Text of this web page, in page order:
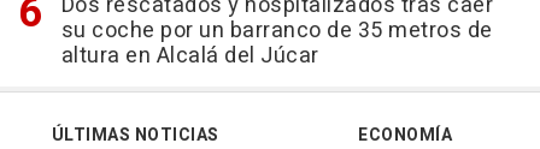
su coche por un barranco de 35 metros de
altura en Alcalá del Júcar
ÚLTIMAS NOTICIAS
ECONOMÍA